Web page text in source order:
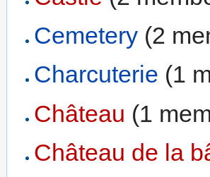
Cemetery (2
Charcuterie (1
Château (1
Château de la